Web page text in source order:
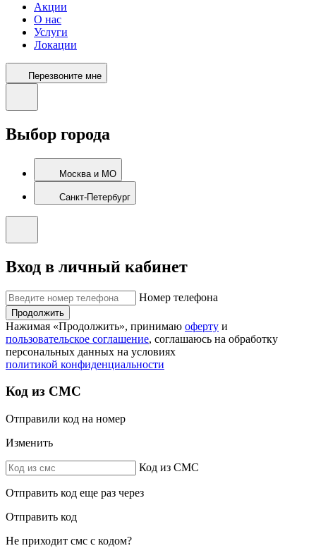
Акции
О нас
Услуги
Локации
Перезвоните мне
Выбор города
Москва и МО
Санкт-Петербург
Вход в личный кабинет
Номер телефона
Продолжить
Нажимая «Продолжить», принимаю оферту и
пользовательское соглашение, соглашаюсь на обработку
персональных данных на условиях
политикой конфиденциальности
Код из СМС
Отправили код на номер
Изменить
Код из СМС
Отправить код еще раз через
Отправить код
Не приходит смс с кодом?